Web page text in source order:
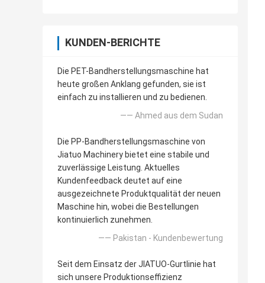
KUNDEN-BERICHTE
Die PET-Bandherstellungsmaschine hat
heute großen Anklang gefunden, sie ist
einfach zu installieren und zu bedienen.
—— Ahmed aus dem Sudan
Die PP-Bandherstellungsmaschine von
Jiatuo Machinery bietet eine stabile und
zuverlässige Leistung. Aktuelles
Kundenfeedback deutet auf eine
ausgezeichnete Produktqualität der neuen
Maschine hin, wobei die Bestellungen
kontinuierlich zunehmen.
—— Pakistan - Kundenbewertung
Seit dem Einsatz der JIATUO-Gurtlinie hat
sich unsere Produktionseffizienz